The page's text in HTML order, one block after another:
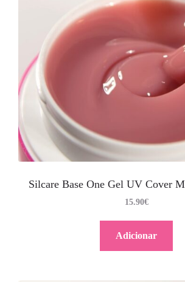
Silcare Base One Gel UV Cover
15.90€
Adicionar